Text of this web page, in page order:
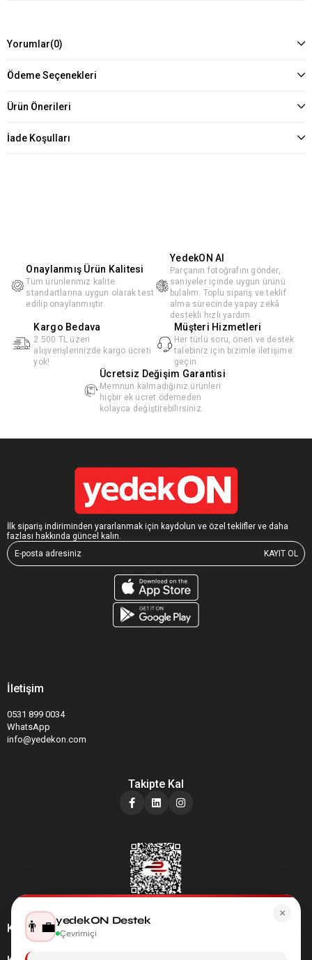
Yorumlar(0)
Ödeme Seçenekleri
Ürün Önerileri
İade Koşulları
Onaylanmış Ürün Kalitesi
Tüm ürünlerimiz kalite
standartlarına uygun olarak test
edilip onaylanmıştır.
YedekON AI
Parçanın fotoğrafını gönder,
saniyeler içinde uygun ürünü
bulalım. Toplu sipariş ve teklif
alma sürecinde yapay zekâ
destekli hızlı yardım.
Kargo Bedava
2.500 TL üzeri
alışverişlerinizde kargo ücreti
yok!
Müşteri Hizmetleri
Her türlü soru, öneri ve destek
talebiniz için bizimle iletişime
geçin.
Ücretsiz Değişim Garantisi
Memnun kalmadığınız ürünleri
hiçbir ek ücret ödemeden
kolayca değiştirebilirsiniz.
İlk sipariş indiriminden yararlanmak için kaydolun ve özel teklifler ve daha
fazlası hakkında güncel kalın.
KAYIT OL
İletişim
0531 899 0034
WhatsApp
info@yedekon.com
Takipte Kal
Kategoriler
×
👨‍💼yedekON Destek
Çevrimiçi